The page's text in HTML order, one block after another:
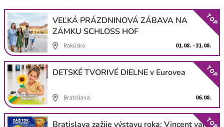
VEĽKÁ PRÁZDNINOVÁ ZÁBAVA NA
ZÁMKU SCHLOSS HOF
Rakúsko 01.08. - 31.08.
TOP
DETSKÉ TVORIVÉ DIELNE v Eurovea
Bratislava 06.08.
TOP
Bratislava zažije výstavu roka: Vincent vanTOP